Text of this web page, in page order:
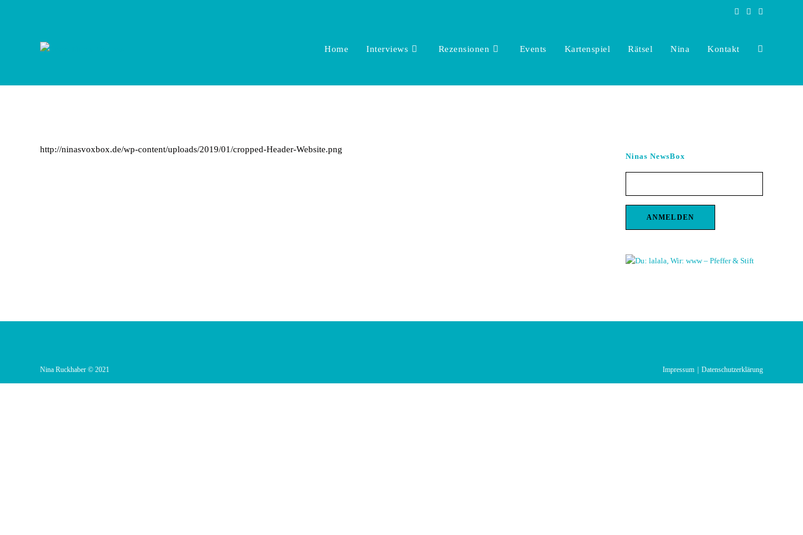
Home Interviews Rezensionen Events Kartenspiel Rätsel Nina Kontakt Toggle
search
http://ninasvoxbox.de/wp-content/uploads/2019/01/cropped-Header-Website.png
Ninas NewsBox
Impressum Datenschutzerklärung
Nina Ruckhaber © 2021